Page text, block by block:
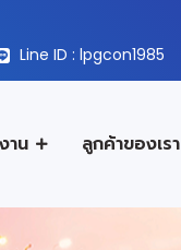
Line ID : lpgcon1985
าน ลูกค้าของเรา